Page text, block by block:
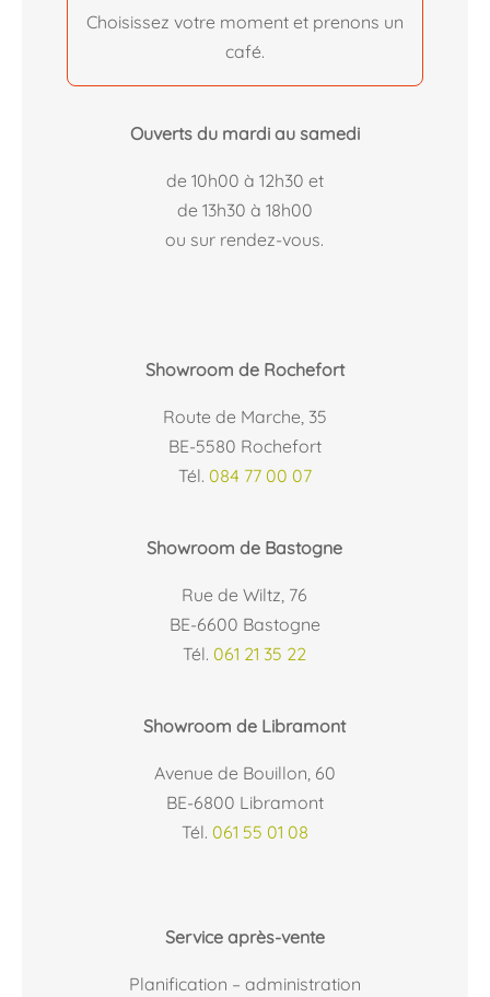
Choisissez votre moment et prenons un
café.
Ouverts du mardi au samedi
de 10h00 à 12h30 et
de 13h30 à 18h00
ou sur rendez-vous.
Showroom de Rochefort
Route de Marche, 35
BE-5580 Rochefort
Tél. 084 77 00 07
Showroom de Bastogne
Rue de Wiltz, 76
BE-6600 Bastogne
Tél.061 21 35 22
Showroom de Libramont
Avenue de Bouillon, 60
BE-6800 Libramont
Tél. 061 55 01 08
Service après-vente
Planification – administration